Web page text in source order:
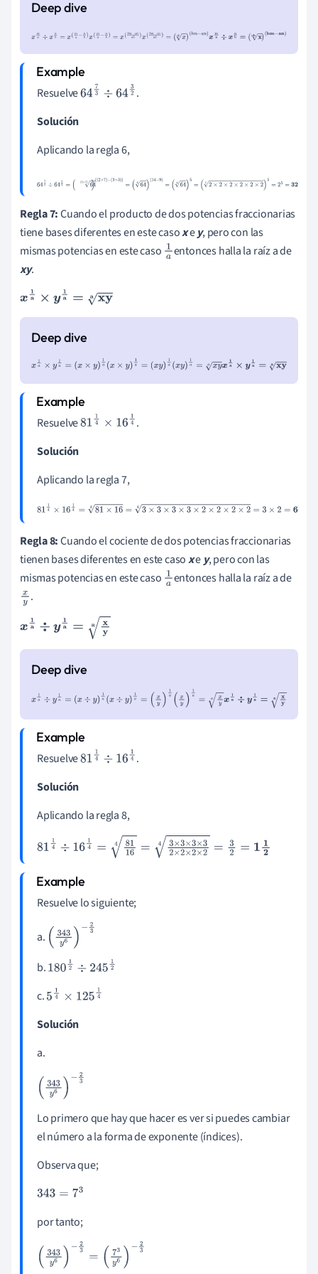
xma÷xnb=x(ma-nb)x(ma-nb)=x(bm-anab)x(bm-anab)=
(xab)(bm-an)xma÷xnb=(xab)(bm-an)
Resuelve6473 ÷6432 .
Solución
Aplicando la regla 6,
64 73÷64 32=(64(3×2))((2×7)-(3×3))=(646)(14-9)=(646)5=
Regla 7:Cuando el producto de dos potencias fraccionarias
tiene bases diferentes en este casoxey, pero con las
mismas potencias en este caso 1 entonces halla la raíz a de
xy.
x1a ×y1 a=xy a
x1 a×y1 a=(x×y)1a(x ×y )1a =( xy)1a(xy)1 a=xyax1a×y1a =xya
Resuelve8114 ×1614 .
Solución
Aplicando la regla 7,
811 4 ×16 14=81×164=3×3×3×3×2×2×2×24=3×2=6
Regla 8:Cuando el cociente de dos potencias fraccionarias
tienen bases diferentes en este casoxe y, pero con las
mismas potencias en este caso 1 entonces halla la raíz a de
x .
x1a ÷y1 a=x a
x1a÷y1 a= (x÷y)1a(x÷y)1a =( xy)1a(xy)1a= xyax1a ÷y1a =x ya
Resuelve8114 ÷1614 .
Solución
Aplicando la regla 8,
8114 ÷1614= 81164=3× 3×3 ×32×2×2×24= 32 =1 12
Resuelve lo siguiente;
a. (343y 6)
b.18012 ÷24512
c.514 ×12514
Solución
a.
(343y6)
Lo primero que hay que hacer es ver si puedes cambiar
el número a la forma de exponente (índices).
Observa que;
343= 73
por tanto;
(343y6) =(7 3y 6)- 23